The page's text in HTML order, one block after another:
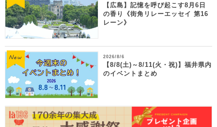
【広島】記憶を呼び起こす8月6日
の香り《街角リレーエッセイ 第16
レーン》
2026/8/6
【8/8(土)～8/11(火・祝)】福井県内
のイベントまとめ